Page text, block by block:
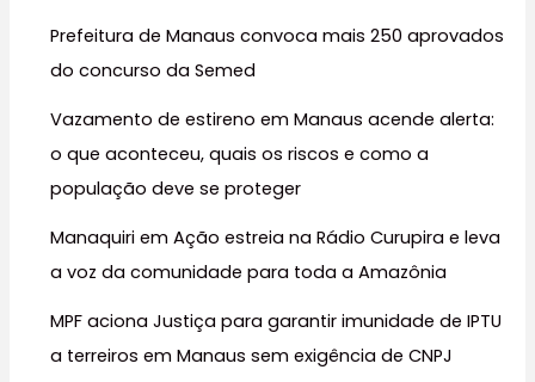
Prefeitura de Manaus convoca mais 250 aprovados
do concurso da Semed
Vazamento de estireno em Manaus acende alerta:
o que aconteceu, quais os riscos e como a
população deve se proteger
Manaquiri em Ação estreia na Rádio Curupira e leva
a voz da comunidade para toda a Amazônia
MPF aciona Justiça para garantir imunidade de IPTU
a terreiros em Manaus sem exigência de CNPJ